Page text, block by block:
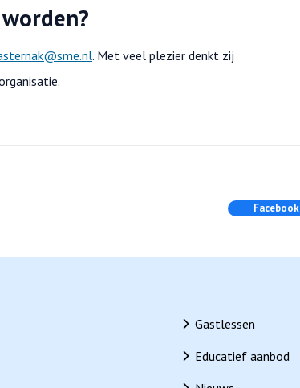
. Met veel plezier denkt zij
Facebook
Gastlessen
Educatief aanbod